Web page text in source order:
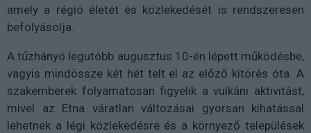
amely a régió életét és közlekedését is rendszeresen
befolyásolja.
A tűzhányó legutóbb augusztus 10-én lépett működésbe,
vagyis mindössze két hét telt el az előző kitörés óta. A
szakemberek folyamatosan figyelik a vulkáni aktivitást,
mivel az Etna váratlan változásai gyorsan kihatással
lehetnek a légi közlekedésre és a környező települések